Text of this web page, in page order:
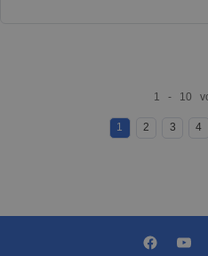
1 - 10
1 2 3 4